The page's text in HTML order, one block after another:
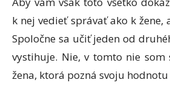
k nej vedieť správať ako k žene,
Spoločne sa učiť jeden od
vystihuje. Nie, v tomto nie som
žena, ktorá pozná svoju hodnotu